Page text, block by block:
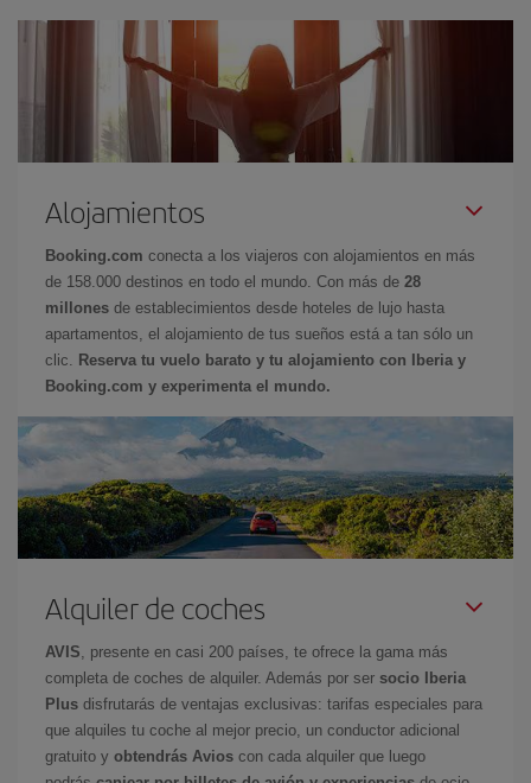
Alojamientos
Booking.com conecta a los viajeros con alojamientos en más
de 158.000 destinos en todo el mundo. Con más de 28
millones de establecimientos desde hoteles de lujo hasta
apartamentos, el alojamiento de tus sueños está a tan sólo un
clic.
Reserva tu vuelo barato y tu alojamiento con Iberia y
Booking.com y experimenta el mundo.
Alquiler de coches
AVIS , presente en casi 200 países, te ofrece la gama más
completa de coches de alquiler. Además por ser socio Iberia
Plus disfrutarás de ventajas exclusivas: tarifas especiales para
que alquiles tu coche al mejor precio, un conductor adicional
gratuito y obtendrás Avios con cada alquiler que luego